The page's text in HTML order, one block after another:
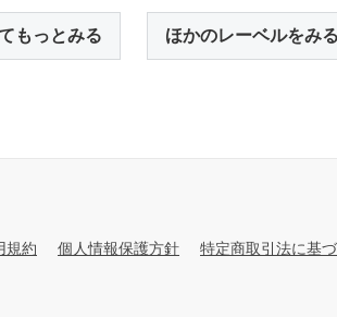
もっとみる ほかのレーベルをみ
規約 個人情報保護方針 特定商取引法に基